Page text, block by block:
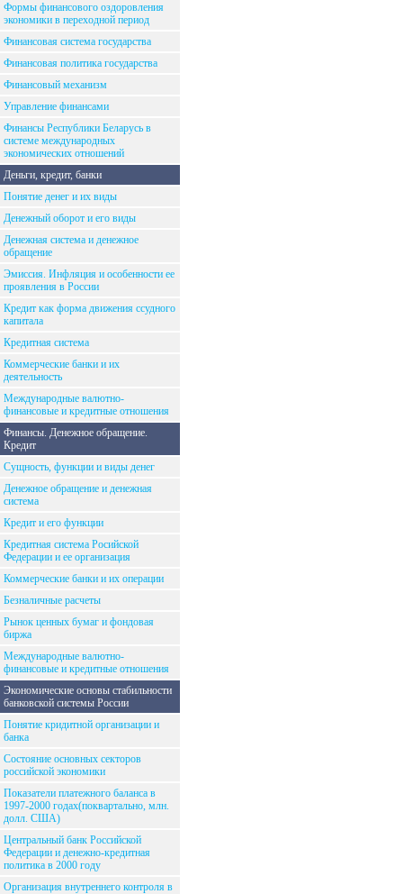
Формы финансового оздоровления
экономики в переходной период
Финансовая система государства
Финансовая политика государства
Финансовый механизм
Управление финансами
Финансы Республики Беларусь в
системе международных
экономических отношений
Деньги, кредит, банки
Понятие денег и их виды
Денежный оборот и его виды
Денежная система и денежное
обращение
Эмиссия. Инфляция и особенности ее
проявления в России
Кредит как форма движения ссудного
капитала
Кредитная система
Коммерческие банки и их
деятельность
Международные валютно-
финансовые и кредитные отношения
Финансы. Денежное обращение.
Кредит
Сущность, функции и виды денег
Денежное обращение и денежная
система
Кредит и его функции
Кредитная система Росийской
Федерации и ее организация
Коммерческие банки и их операции
Безналичные расчеты
Рынок ценных бумаг и фондовая
биржа
Международные валютно-
финансовые и кредитные отношения
Экономические основы стабильности
банковской системы России
Понятие кридитной организации и
банка
Состояние основных секторов
российской экономики
Показатели платежного баланса в
1997-2000 годах(поквартально, млн.
долл. США)
Центральный банк Российской
Федерации и денежно-кредитная
политика в 2000 году
Организация внутреннего контроля в